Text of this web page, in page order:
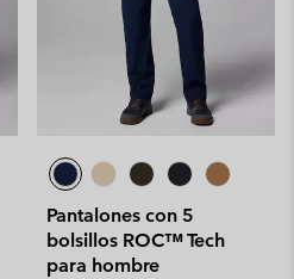
Pantalones con 5
bolsillos ROC™ Tech
para hombre